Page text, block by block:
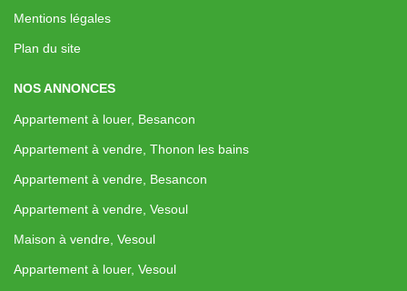
Mentions légales
Plan du site
NOS ANNONCES
Appartement à louer, Besancon
Appartement à vendre, Thonon les bains
Appartement à vendre, Besancon
Appartement à vendre, Vesoul
Maison à vendre, Vesoul
Appartement à louer, Vesoul